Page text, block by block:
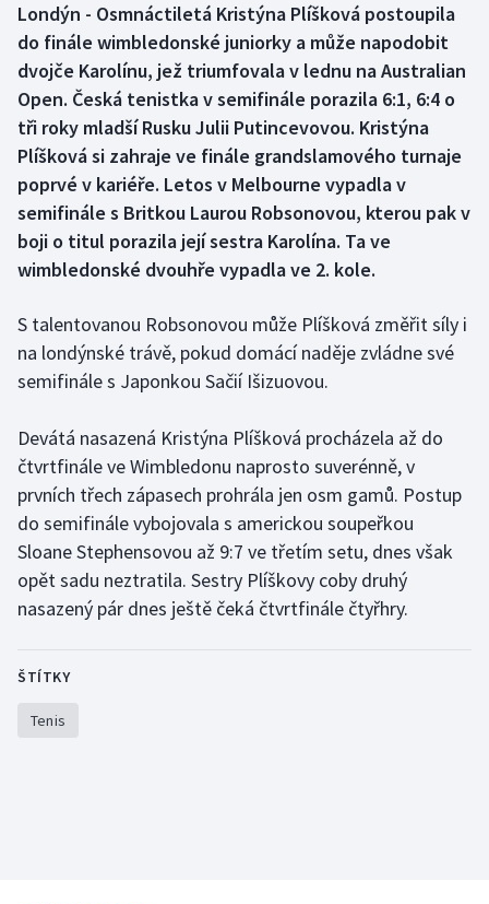
Curling
Dostihy
Florbal
Futsal
Golf
Házená
Judo
Krasobruslení
Lezení
Lyže a snowboard
Moderní pětiboj
Motorsport
Londýn - Osmnáctiletá Kristýna Plíšková postoupila
do finále wimbledonské juniorky a může napodobit
dvojče Karolínu, jež triumfovala v lednu na Australian
Open. Česká tenistka v semifinále porazila 6:1, 6:4 o
tři roky mladší Rusku Julii Putincevovou. Kristýna
Plíšková si zahraje ve finále grandslamového turnaje
poprvé v kariéře. Letos v Melbourne vypadla v
semifinále s Britkou Laurou Robsonovou, kterou pak v
boji o titul porazila její sestra Karolína. Ta ve
wimbledonské dvouhře vypadla ve 2. kole.
S talentovanou Robsonovou může Plíšková změřit síly i
na londýnské trávě, pokud domácí naděje zvládne své
semifinále s Japonkou Sačií Išizuovou.
Devátá nasazená Kristýna Plíšková procházela až do
čtvrtfinále ve Wimbledonu naprosto suverénně, v
prvních třech zápasech prohrála jen osm gamů. Postup
do semifinále vybojovala s americkou soupeřkou
Sloane Stephensovou až 9:7 ve třetím setu, dnes však
opět sadu neztratila. Sestry Plíškovy coby druhý
nasazený pár dnes ještě čeká čtvrtfinále čtyřhry.
ŠTÍTKY
Tenis